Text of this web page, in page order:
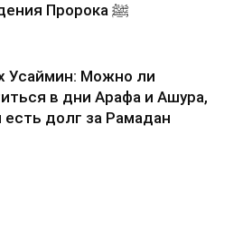
рождения Пророка ﷺ
Усаймин: Можно ли
в дни Арафа и Ашура,
есть долг за Рамадан